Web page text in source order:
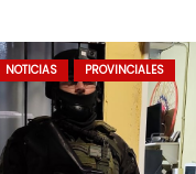
NOTICIAS PROVINCIALES